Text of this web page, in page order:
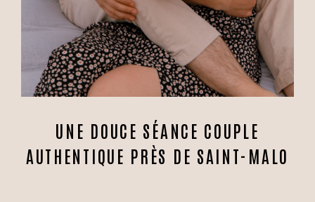
UNE DOUCE SÉANCE COUPLE
AUTHENTIQUE PRÈS DE SAINT-MALO